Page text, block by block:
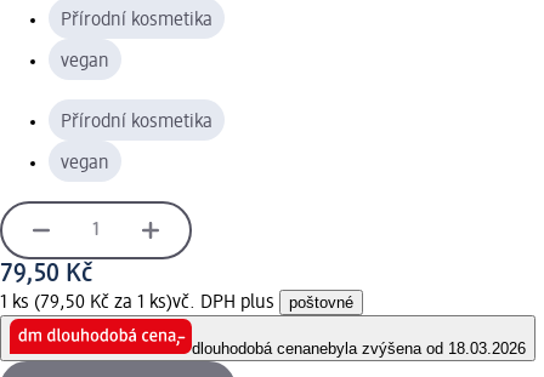
Přírodní kosmetika
vegan
Přírodní kosmetika
vegan
79,50 Kč
1 ks (79,50 Kč za 1 ks)vč. DPH plus poštovné
dlouhodobá cenanebyla zvýšena od 18.03.2026